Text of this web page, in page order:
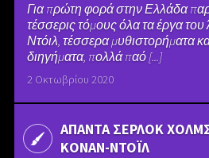
Για πρώτη φορά στην Ελλάδα
τέσσερις τόμους όλα τα έργα
Ντόιλ, τέσσερα μυθιστορήματα
διηγήματα, πολλά παό [...]
2 Οκτωβρίου 2020
ΑΠΑΝΤΑ ΣΕΡΛΟΚ
ΚΟΝΑΝ-ΝΤΟΪΛ